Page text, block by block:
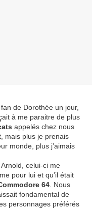
, fan de Dorothée un jour,
à me paraitre de plus
appelés chez nous
mais plus je prenais
monde, plus j’aimais
celui-ci me
pour lui et qu’il était
64 . Nous
fondamental de
personnages préférés